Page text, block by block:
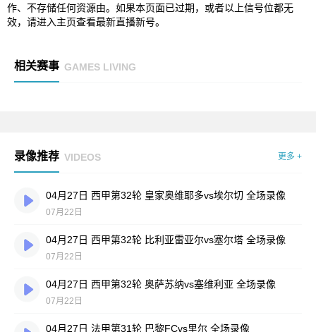
作、不存储任何资源由。如果本页面已过期，或者以上信号位都无
效，请进入主页查看最新直播新号。
相关赛事 GAMES LIVING
录像推荐 VIDEOS 更多 +
04月27日 西甲第32轮 皇家奥维耶多vs埃尔切 全场录像
07月22日
04月27日 西甲第32轮 比利亚雷亚尔vs塞尔塔 全场录像
07月22日
04月27日 西甲第32轮 奥萨苏纳vs塞维利亚 全场录像
07月22日
04月27日 法甲第31轮 巴黎FCvs里尔 全场录像